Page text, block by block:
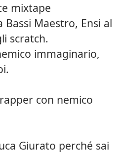
mixtape
Bassi Maestro, Ensi al
scratch.
immaginario,
con nemico
Giurato perché sai